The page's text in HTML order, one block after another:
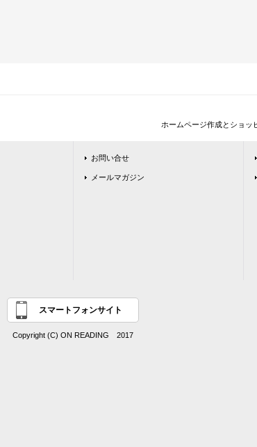
ホームページ作成とショッ
お問い合せ
メールマガジン
スマートフォンサイト
Copyright (C) ON READING 2017